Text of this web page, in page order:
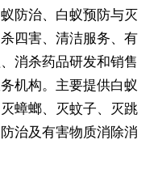
防治、白蚁预防与灭
四害、清洁服务、有
消杀药品研发和销售
机构。主要提供白蚁
蟑螂、灭蚊子、灭跳
治及有害物质消除消